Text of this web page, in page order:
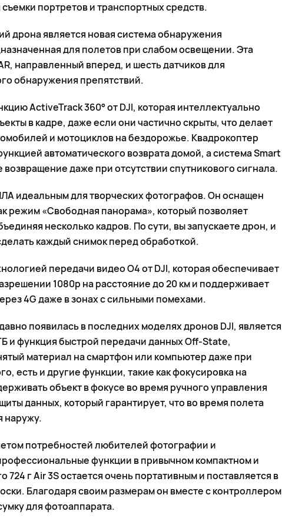
портретов и транспортных средств.
дрона является новая система обнаружения
для полетов при слабом освещении. Эта
направленный вперед, и шесть датчиков для
обнаружения препятствий.
ActiveTrack 360° от DJI, которая интеллектуально
в кадре, даже если они частично скрыты, что делает
и мотоциклов на бездорожье. Квадрокоптер
автоматического возврата домой, а система Smart
возвращение даже при отсутствии спутникового сигнала.
идеальным для творческих фотографов. Он оснащен
режим «Свободная панорама», который позволяет
несколько кадров. По сути, вы запускаете дрон, и
каждый снимок перед обработкой.
передачи видео O4 от DJI, которая обеспечивает
1080p на расстояние до 20 км и поддерживает
4G даже в зонах с сильными помехами.
появилась в последних моделях дронов DJI, является
и функция быстрой передачи данных Off-State,
материал на смартфон или компьютер даже при
есть и другие функции, такие как фокусировка на
объект в фокусе во время ручного управления
данных, который гарантирует, что во время полета
наружу.
потребностей любителей фотографии и
функции в привычном компактном и
724 г Air 3S остается очень портативным и поставляется в
Благодаря своим размерам он вместе с контроллером
для фотоаппарата.